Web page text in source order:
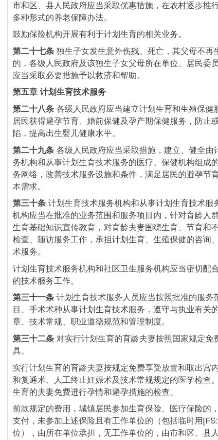
市和区、县人民政府应当采取优惠措施，在农村逐步推
多种形式的养老保障办法。
鼓励保险机构开展有利于计划生育的相关业务。
第二十七条 独生子女发生意外伤残、死亡，其父母不再
的，各级人民政府及该独生子女父母所在单位、居民委
应当采取必要措施予以救济和帮助。
第五章 计划生育技术服务
第二十八条 各级人民政府应当建立计划生育和生殖保健
居民获得避孕节育、婚前保健及孕产期保健服务，防止
陷，提高出生婴儿健康水平。
第二十九条 各级人民政府应当采取措施，建立、健全由
务机构和从事计划生育技术服务的医疗、保健机构组成
务网络，改善技术服务设施和条件，满足居民的避孕节
本需求。
第三十条 计划生育技术服务机构和从事计划生育技术服
机构应当在批准的业务范围和服务项目内，针对育龄人
生育基础知识宣传教育，对育龄夫妻围绕生育、节育和
检查、随访服务工作，承担计划生育、生殖保健的咨询
术服务。
计划生育技术服务机构和社区卫生服务机构应当密切配
的技术服务工作。
第三十一条 计划生育技术服务人员应当按照批准的服务
目、手术术种从事计划生育技术服务，遵守与执业有关
章、技术常规、职业道德规范和管理制度。
第三十二条 对实行计划生育的育龄夫妻按照国家规定免
具。
实行计划生育的育龄夫妻按规定免费享受放置和取出宫
和复通术、人工终止妊娠术及技术常规规定的医学检查
生育的夫妻免费进行孕情和避孕措施的检查。
前款规定的费用，城镇居民参加生育保险、医疗保险的
支付，未参加上述保险且有工作单位的（包括临时用
位），由所在单位承担，无工作单位的，由市和区、县